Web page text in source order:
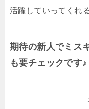
活躍していってくれ
期待の新人でミス
も要チェックです♪